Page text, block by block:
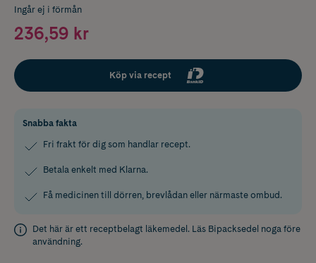
Ingår ej i förmån
236,59 kr
Köp via recept
Snabba fakta
Fri frakt för dig som handlar recept.
Betala enkelt med Klarna.
Få medicinen till dörren, brevlådan eller närmaste ombud.
Det här är ett receptbelagt läkemedel. Läs Bipacksedel noga före
användning.